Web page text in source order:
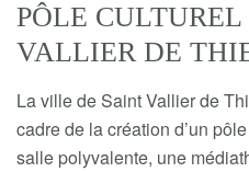
PÔLE
VALLIER DE
La ville de Saint Vallier de
cadre de la création d’un
salle polyvalente, une